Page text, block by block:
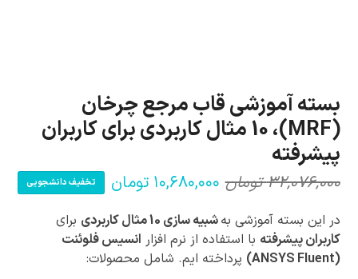
بسته آموزشی قاب مرجع چرخان
(MRF)، 10 مثال کاربردی برای کاربران
پیشرفته
۳۲,۰۷۶,۰۰۰ تومان
قیمت
اصلی:
۳۲,۰۷۶,۰۰۰ تومان
بود.
۱۰,۶۸۰,۰۰۰ تومان
قیمت
فعلی:
۱۰,۶۸۰,۰۰۰ تومان.
تخفیف دانشجویی
در این بسته آموزشی بهشبیه سازی 10 مثال کاربردی
برای
کاربران پیشرفته با استفاده از نرم افزار انسیس فلوئنت
(ANSYS Fluent)
پرداخته ایم. شامل محصولات: